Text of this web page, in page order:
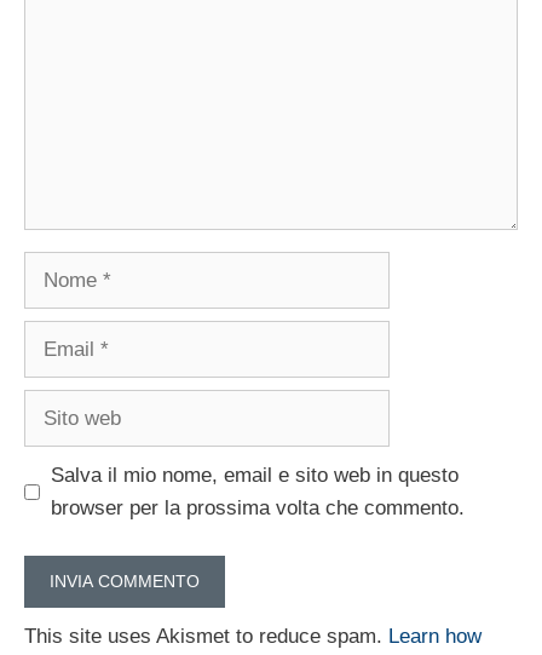
Nome
Email
Sito
Salva il mio nome, email e sito web in questo
browser per la prossima volta che commento.
This site uses Akismet to reduce spam. Learn how